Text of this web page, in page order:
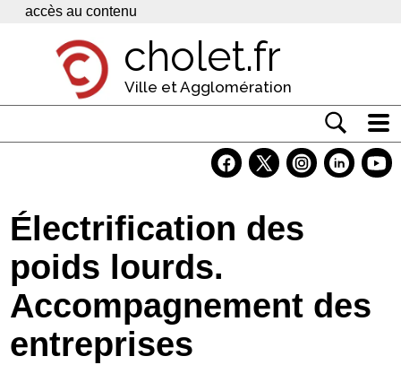
Panneau de gestion des cookies
accès au contenu
cholet.fr
Ville et Agglomération
Economie
Services
Contacts
Électrification des
poids lourds.
Accompagnement des
entreprises